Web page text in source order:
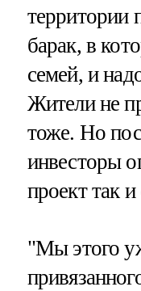
территории
барак, в
семей, и
Жители не
тоже. Но
инвесторы
проект так
"Мы этого